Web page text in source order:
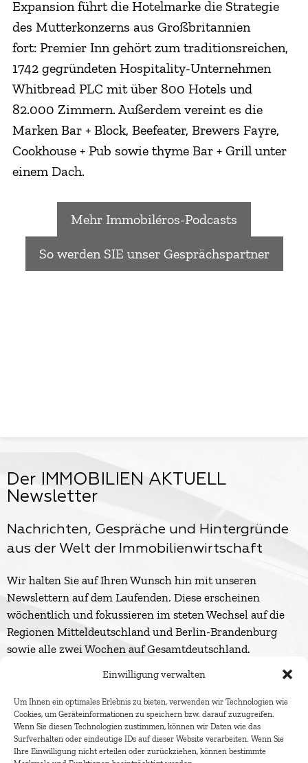
Einwilligung verwalten
Um Ihnen ein optimales Erlebnis zu bieten, verwenden wir Technologien wie
Cookies, um Geräteinformationen zu speichern bzw. darauf zuzugreifen.
Wenn Sie diesen Technologien zustimmen, können wir Daten wie das
Surfverhalten oder eindeutige IDs auf dieser Website verarbeiten. Wenn Sie
Ihre Einwilligung nicht erteilen oder zurückziehen, können bestimmte
Expansion führt die Hotelmarke die Strategie
des Mutterkonzerns aus Großbritannien
fort: Premier Inn gehört zum traditionsreichen,
1742 gegründeten Hospitality-Unternehmen
Whitbread PLC mit über 800 Hotels und
82.000 Zimmern. Außerdem vereint es die
Marken Bar + Block, Beefeater, Brewers Fayre,
Cookhouse + Pub sowie thyme Bar + Grill unter
einem Dach.
Mehr Immobiléros-Podcasts
So werden SIE unser Gesprächspartner
Der IMMOBILIEN AKTUELL
Newsletter
Nachrichten, Gespräche und Hintergründe
aus der Welt der Immobilienwirtschaft
Wir halten Sie auf Ihren Wunsch hin mit unseren
Newslettern auf dem Laufenden. Diese erscheinen
wöchentlich und fokussieren im steten Wechsel auf die
Regionen Mitteldeutschland und Berlin-Brandenburg
sowie alle zwei Wochen auf Gesamtdeutschland.